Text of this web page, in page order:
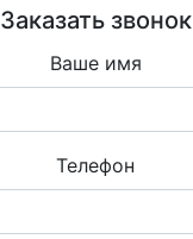
Заказать звонок
Ваше имя
Телефон